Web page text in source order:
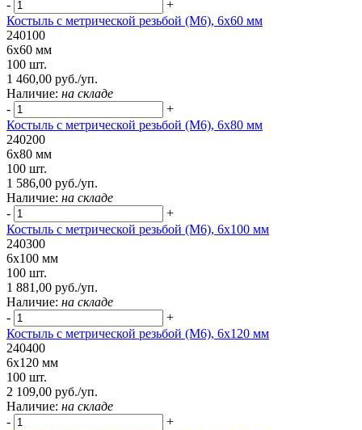
-
+
Костыль с метрической резьбой (М6), 6х60 мм
240100
6х60 мм
100 шт.
1 460,00 руб./уп.
Наличие: на складе
-
+
Костыль с метрической резьбой (М6), 6х80 мм
240200
6х80 мм
100 шт.
1 586,00 руб./уп.
Наличие: на складе
-
+
Костыль с метрической резьбой (М6), 6х100 мм
240300
6х100 мм
100 шт.
1 881,00 руб./уп.
Наличие: на складе
-
+
Костыль с метрической резьбой (М6), 6х120 мм
240400
6х120 мм
100 шт.
2 109,00 руб./уп.
Наличие: на складе
-
+